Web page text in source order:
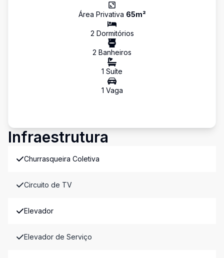
Área Privativa 65m²
2 Dormitórios
2 Banheiros
1 Suíte
1 Vaga
Infraestrutura
Churrasqueira Coletiva
Circuito de TV
Elevador
Elevador de Serviço